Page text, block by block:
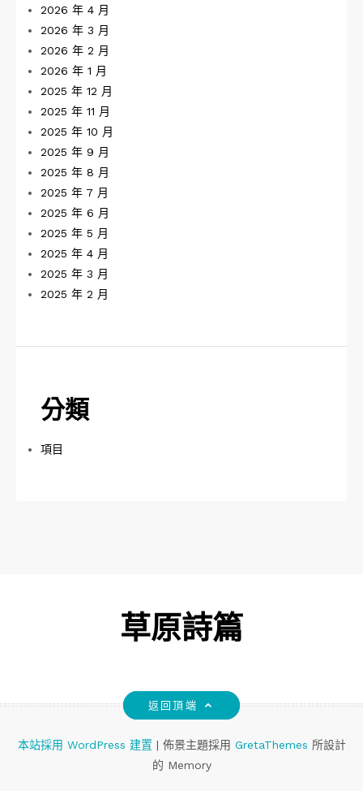
2026 年 4 月
2026 年 3 月
2026 年 2 月
2026 年 1 月
2025 年 12 月
2025 年 11 月
2025 年 10 月
2025 年 9 月
2025 年 8 月
2025 年 7 月
2025 年 6 月
2025 年 5 月
2025 年 4 月
2025 年 3 月
2025 年 2 月
分類
項目
草原詩篇
返回頂端
本站採用 WordPress 建置 | 佈景主題採用 GretaThemes 所設計
的 Memory